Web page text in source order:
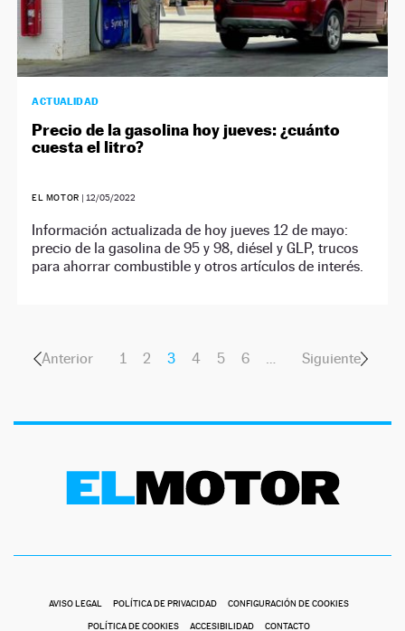
ACTUALIDAD
Precio de la gasolina hoy jueves: ¿cuánto
cuesta el litro?
EL MOTOR | 12/05/2022
Información actualizada de hoy jueves 12 de mayo:
precio de la gasolina de 95 y 98, diésel y GLP, trucos
para ahorrar combustible y otros artículos de interés.
Anterior 1 2 3 4 5 6 … Siguiente
AVISO LEGAL POLÍTICA DE PRIVACIDAD CONFIGURACIÓN DE COOKIES
POLÍTICA DE COOKIES ACCESIBILIDAD CONTACTO